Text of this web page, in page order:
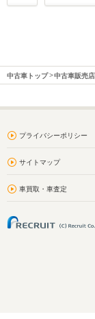
中古車トップ 中古車販売
プライバシーポリシー
サイトマップ
車買取・車査定